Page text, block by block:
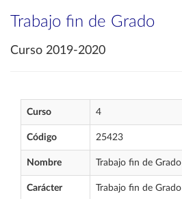
Trabajo fin de Grado
Curso 2019-2020
Curso 4
Código 25423
Nombre Trabajo fin de Grado
Carácter Trabajo fin de Grado